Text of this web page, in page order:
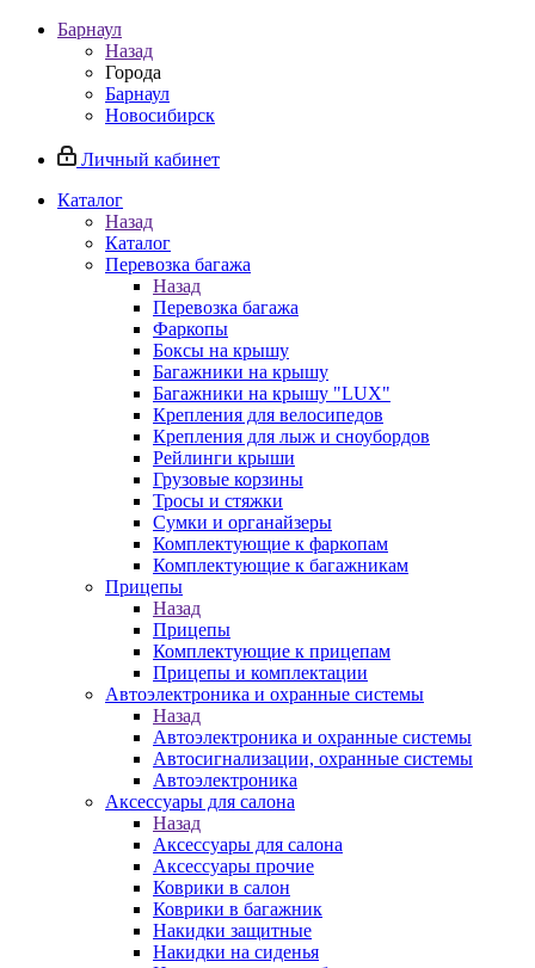
Барнаул
Назад
Города
Барнаул
Новосибирск
Личный кабинет
Каталог
Назад
Каталог
Перевозка багажа
Назад
Перевозка багажа
Фаркопы
Боксы на крышу
Багажники на крышу
Багажники на крышу "LUX"
Крепления для велосипедов
Крепления для лыж и сноубордов
Рейлинги крыши
Грузовые корзины
Тросы и стяжки
Сумки и органайзеры
Комплектующие к фаркопам
Комплектующие к багажникам
Прицепы
Назад
Прицепы
Комплектующие к прицепам
Прицепы и комплектации
Автоэлектроника и охранные системы
Назад
Автоэлектроника и охранные системы
Автосигнализации, охранные системы
Автоэлектроника
Аксессуары для салона
Назад
Аксессуары для салона
Аксессуары прочие
Коврики в салон
Коврики в багажник
Накидки защитные
Накидки на сиденья